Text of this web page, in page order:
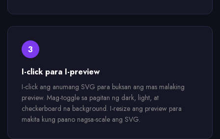
3
I-click para I-preview
I-click ang anumang SVG para buksan ang mas malaking
preview. Mag-toggle sa pagitan ng dark, light, at
checkerboard na background. I-resize ang preview para
makita kung paano nagsa-scale ang SVG.